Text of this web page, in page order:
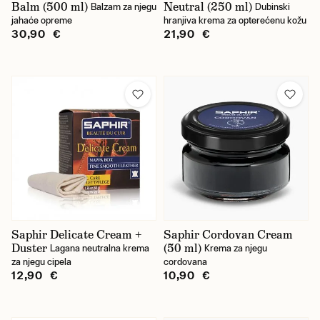
Balm (500 ml) Balzam za njegu
jahaće opreme
30,90 €
Neutral (250 ml) Dubinski
hranjiva krema za opterećenu kožu
21,90 €
Saphir Delicate Cream +
Duster Lagana neutralna krema
za njegu cipela
12,90 €
Saphir Cordovan Cream
(50 ml) Krema za njegu
cordovana
10,90 €